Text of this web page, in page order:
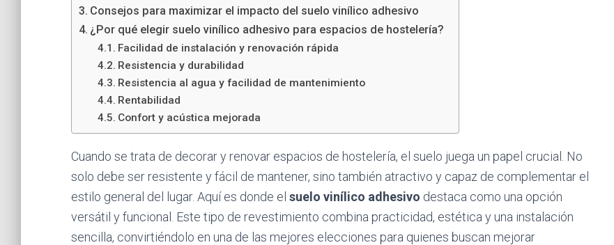
Consejos para maximizar el impacto del suelo vinílico adhesivo
¿Por qué elegir suelo vinílico adhesivo para espacios de hostelería?
Facilidad de instalación y renovación rápida
Resistencia y durabilidad
Resistencia al agua y facilidad de mantenimiento
Rentabilidad
Confort y acústica mejorada
Cuando se trata de decorar y renovar espacios de hostelería, el suelo juega un papel crucial. No
solo debe ser resistente y fácil de mantener, sino también atractivo y capaz de complementar el
estilo general del lugar. Aquí es donde el suelo vinílico adhesivo destaca como una opción
versátil y funcional. Este tipo de revestimiento combina practicidad, estética y una instalación
sencilla, convirtiéndolo en una de las mejores elecciones para quienes buscan mejorar